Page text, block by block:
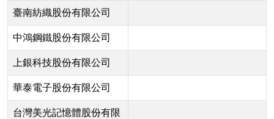
臺南紡織股份有限公司
中鴻鋼鐵股份有限公司
上銀科技股份有限公司
華泰電子股份有限公司
台灣美光記憶體股份有限